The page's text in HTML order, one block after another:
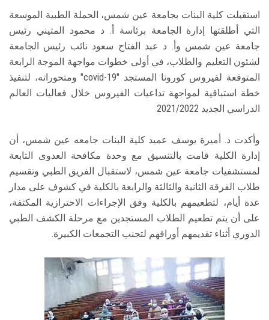
استقبلت كلية البنات بجامعة عين شمس، الحملة الطبية الموسعة
التي أطلقتها إدارة الجامعة برئاسة أ. د محمود المتيني رئيس
جامعة عين شمس وأ. د عبد الفتاح سعود نائب رئيس الجامعة
لشئون التعليم والطلاب، في أولى خطوات مواجهة الموجة الرابعة
المتوقعة لفيروس كورونا المستجد "covid-19" ومتحوراته، لتنفيذ
خطة استباقية لمواجهة تداعيات الفيروس خلال فعاليات العالم
الدراسي الجديد 2021/2022
وأكدت د. أميرة يوسف عميد كلية البنات جامعه عين شمس، أن
إدارة الكلية قامت بالتنسيق مع وحدة مكافحة العدوى التابعة
لمستشفيات جامعة عين شمس، لاستقبال الفريق الطبي وتقسيم
طلاب الفرقة الثانية والثالثة والرابعة بالكلية في كشوف على مدار
عدة أيام، لتطعيمهم بالكلية وفق الإجراءات الاحترازية المكثفة،
على أن يتم تطعيم الطلاب المستجدين مع مرحلة الكشف الطبي
الدوري أثناء تقديمهم أوراقهم لتجنب التجمعات الكبيرة.